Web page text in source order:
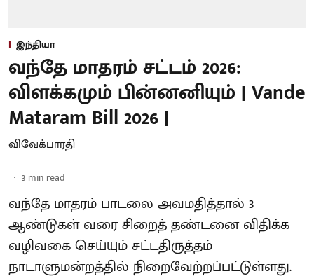
இந்தியா
வந்தே மாதரம் சட்டம் 2026:
விளக்கமும் பின்னனியும் | Vande
Mataram Bill 2026 |
விவேக்பாரதி
3 min read
வந்தே மாதரம் பாடலை அவமதித்தால் 3
ஆண்டுகள் வரை சிறைத் தண்டனை விதிக்க
வழிவகை செய்யும் சட்டதிருத்தம்
நாடாளுமன்றத்தில் நிறைவேற்றப்பட்டுள்ளது.